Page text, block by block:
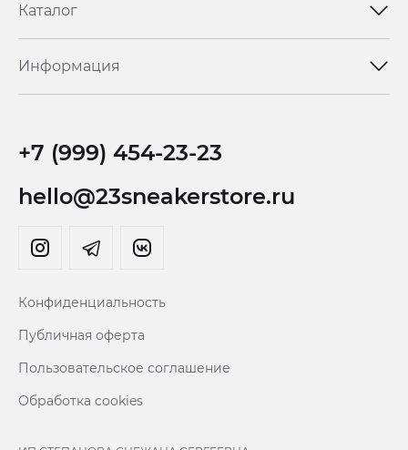
Каталог
Информация
+7 (999) 454-23-23
hello@23sneakerstore.ru
Конфиденциальность
Публичная оферта
Пользовательское соглашение
Обработка cookies